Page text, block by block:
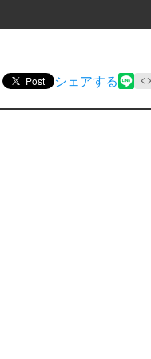
Post シェアする